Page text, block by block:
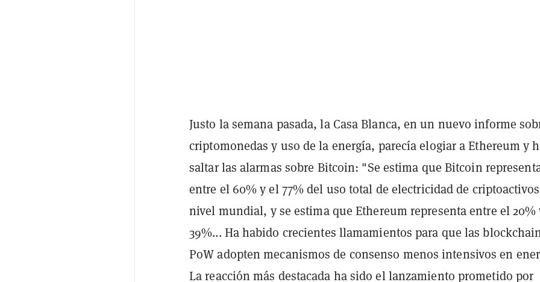
Justo la semana pasada, la Casa Blanca, en un nuevo informe
criptomonedas y uso de la energía, parecía elogiar a Ethereum y
saltar las alarmas sobre Bitcoin: "Se estima que Bitcoin
entre el 60% y el 77% del uso total de electricidad de
nivel mundial, y se estima que Ethereum representa entre el 20%
39%... Ha habido crecientes llamamientos para que las
PoW adopten mecanismos de consenso menos intensivos en
La reacción más destacada ha sido el lanzamiento prometido por